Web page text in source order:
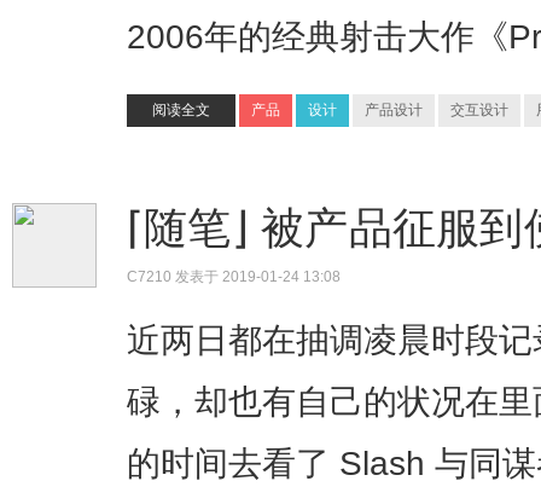
2006年的经典射击大作《
阅读全文 产品 设计 产品设计 交互设计
⌈随笔⌋ 被产品征服
C7210 发表于 2019-01-24 13:08
近两日都在抽调凌晨时段
碌，却也有自己的状况在
的时间去看了 Slash 与同